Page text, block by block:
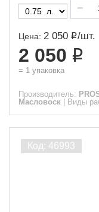
Цена: 2 050 /шт.
2 050
= 1 упаковка
Производитель:
Масловоск
Виды